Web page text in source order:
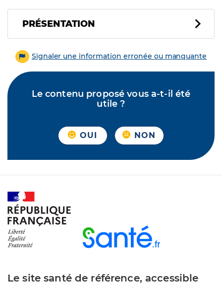
PRÉSENTATION
Signaler une information erronée ou manquante
Le contenu proposé vous a-t-il été
utile ?
OUI NON
Le site santé de référence, accessible